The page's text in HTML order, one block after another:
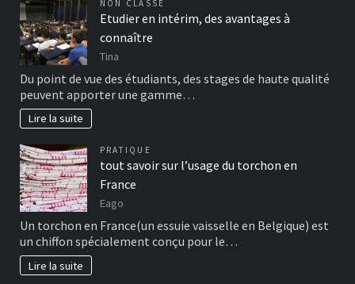
NON CLASSÉ
Etudier en intérim, des avantages à
connaître
Tina
Du point de vue des étudiants, des stages de haute qualité
peuvent apporter une gamme…
Lire la suite
PRATIQUE
tout savoir sur l’usage du torchon en
France
Eago
Un torchon en France(un essuie vaisselle en Belgique) est
un chiffon spécialement conçu pour le…
Lire la suite